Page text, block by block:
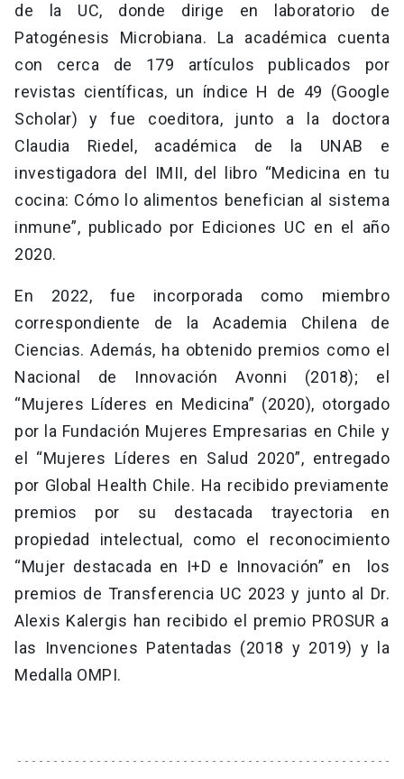
de la UC, donde dirige en laboratorio de
Patogénesis Microbiana. La académica cuenta
con cerca de 179 artículos publicados por
revistas científicas, un índice H de 49 (Google
Scholar) y fue coeditora, junto a la doctora
Claudia Riedel, académica de la UNAB e
investigadora del IMII, del libro “Medicina en tu
cocina: Cómo lo alimentos benefician al sistema
inmune”, publicado por Ediciones UC en el año
2020.
En 2022, fue incorporada como miembro
correspondiente de la Academia Chilena de
Ciencias. Además, ha obtenido premios como el
Nacional de Innovación Avonni (2018); el
“Mujeres Líderes en Medicina” (2020), otorgado
por la Fundación Mujeres Empresarias en Chile y
el “Mujeres Líderes en Salud 2020”, entregado
por Global Health Chile. Ha recibido previamente
premios por su destacada trayectoria en
propiedad intelectual, como el reconocimiento
“Mujer destacada en I+D e Innovación” en los
premios de Transferencia UC 2023 y junto al Dr.
Alexis Kalergis han recibido el premio PROSUR a
las Invenciones Patentadas (2018 y 2019) y la
Medalla OMPI.